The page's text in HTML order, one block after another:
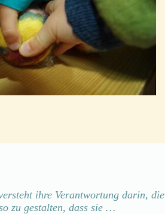
ihre Verantwortung darin, die
zu gestalten, dass sie …